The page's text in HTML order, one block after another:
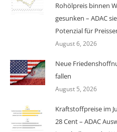
Rohölpreis binnen
gesunken – ADAC
Potenzial für
August 6, 2026
Neue
fallen
August 5, 2026
Kraftstoffpreise im
28 Cent – ADAC